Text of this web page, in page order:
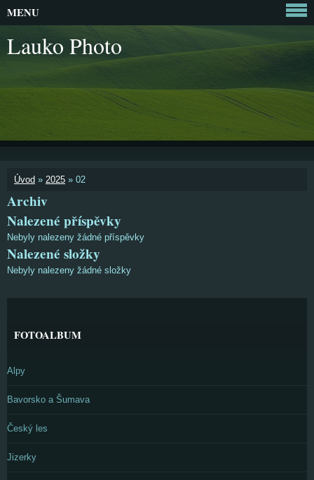
Lauko Photo
Úvod » 2025 » 02
Archiv
Nalezené příspěvky
Nebyly nalezeny žádné příspěvky
Nalezené složky
Nebyly nalezeny žádné složky
MENU
FOTOALBUM
Alpy
Bavorsko a Šumava
Český les
Jizerky